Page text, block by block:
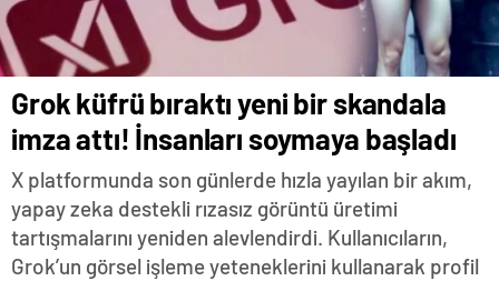
Grok küfrü bıraktı yeni bir skandala
imza attı! İnsanları soymaya başladı
X platformunda son günlerde hızla yayılan bir akım,
yapay zeka destekli rızasız görüntü üretimi
tartışmalarını yeniden alevlendirdi. Kullanıcıların,
Grok’un görsel işleme yeteneklerini kullanarak profil